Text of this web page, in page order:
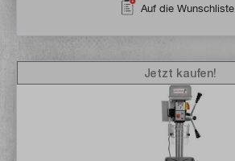
Auf die Wunschliste
Jetzt kaufen!